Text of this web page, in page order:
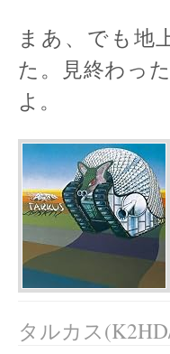
まあ、でも地
た。見終わっ
よ。
タルカス